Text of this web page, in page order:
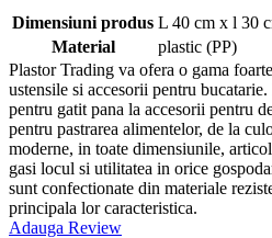
Dimensiuni produs L 40 cm x l 30
Material
plastic (PP)
Plastor Trading va ofera o gama
ustensile si accesorii pentru
pentru gatit pana la accesorii pentru
pentru pastrarea alimentelor, de la
moderne, in toate dimensiunile,
gasi locul si utilitatea in orice
sunt confectionate din materiale
principala lor caracteristica.
Adauga Review